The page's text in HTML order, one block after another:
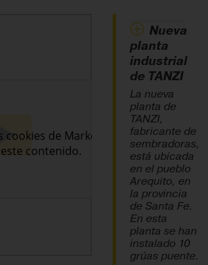
Nueva
planta
industrial
de TANZI
La nueva
planta de
TANZI,
fabricante de
sembradoras,
está ubicada
en el pueblo
Arequito, en
la provincia
de Santa Fe.
En esta
planta se han
instalado 10
grúas puente.